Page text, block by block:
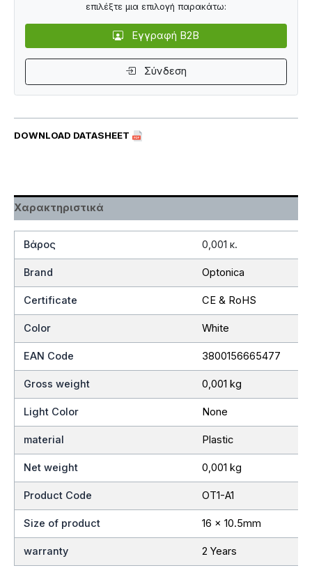
DOWNLOAD DATASHEET
επιλέξτε μια επιλογή παρακάτω:
Εγγραφή B2B
Σύνδεση
Χαρακτηριστικά
Βάρος 0,001 κ.
Brand Optonica
Certificate CE & RoHS
Color White
EAN Code 3800156665477
Gross weight 0,001 kg
Light Color None
material Plastic
Net weight 0,001 kg
Product Code OT1-A1
Size of product 16 x 10.5mm
warranty 2 Years